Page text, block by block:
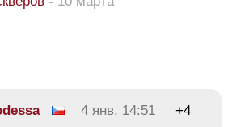
4 янв, 14:51 +4